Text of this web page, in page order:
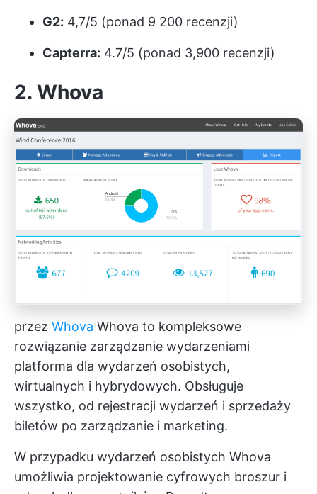
G2: 4,7/5 (ponad 9 200 recenzji)
Capterra: 4.7/5 (ponad 3,900 recenzji)
2. Whova
przez Whova Whova to kompleksowe
rozwiązanie zarządzanie wydarzeniami
platforma dla wydarzeń osobistych,
wirtualnych i hybrydowych. Obsługuje
wszystko, od rejestracji wydarzeń i sprzedaży
biletów po zarządzanie i marketing.
W przypadku wydarzeń osobistych Whova
umożliwia projektowanie cyfrowych broszur i